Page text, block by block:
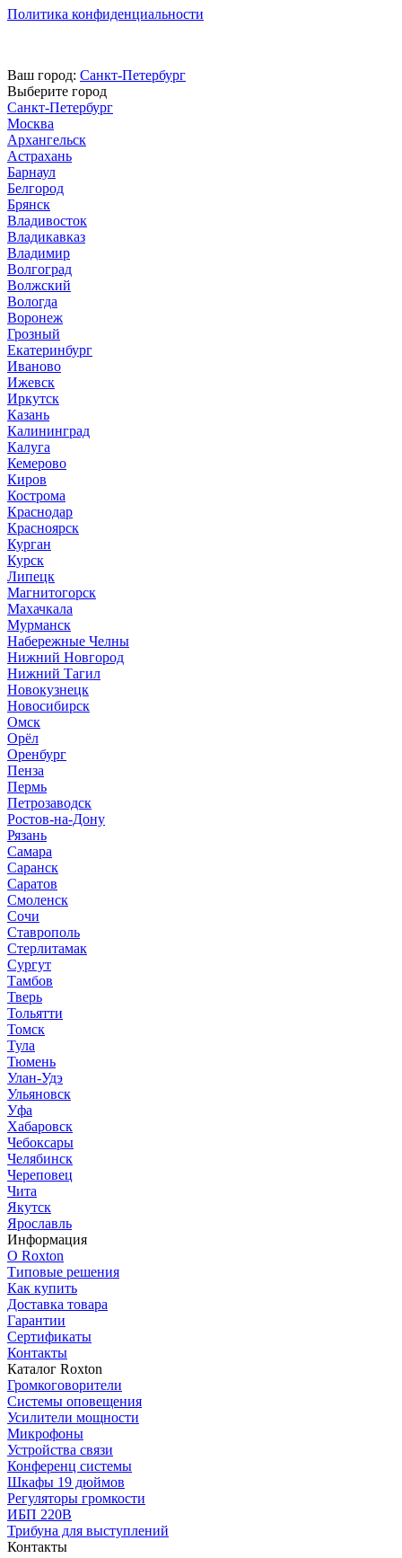
Политика конфиденциальности
Ваш город: Санкт-Петербург
Выберите город
Санкт-Петербург
Москва
Архангельск
Астрахань
Барнаул
Белгород
Брянск
Владивосток
Владикавказ
Владимир
Волгоград
Волжский
Вологда
Воронеж
Грозный
Екатеринбург
Иваново
Ижевск
Иркутск
Казань
Калининград
Калуга
Кемерово
Киров
Кострома
Краснодар
Красноярск
Курган
Курск
Липецк
Магнитогорск
Махачкала
Мурманск
Набережные Челны
Нижний Новгород
Нижний Тагил
Новокузнецк
Новосибирск
Омск
Орёл
Оренбург
Пенза
Пермь
Петрозаводск
Ростов-на-Дону
Рязань
Самара
Саранск
Саратов
Смоленск
Сочи
Ставрополь
Стерлитамак
Сургут
Тамбов
Тверь
Тольятти
Томск
Тула
Тюмень
Улан-Удэ
Ульяновск
Уфа
Хабаровск
Чебоксары
Челябинск
Череповец
Чита
Якутск
Ярославль
Информация
О Roxton
Типовые решения
Как купить
Доставка товара
Гарантии
Сертификаты
Контакты
Каталог Roxton
Громкоговорители
Системы оповещения
Усилители мощности
Микрофоны
Устройства связи
Конференц системы
Шкафы 19 дюймов
Регуляторы громкости
ИБП 220В
Трибуна для выступлений
Контакты